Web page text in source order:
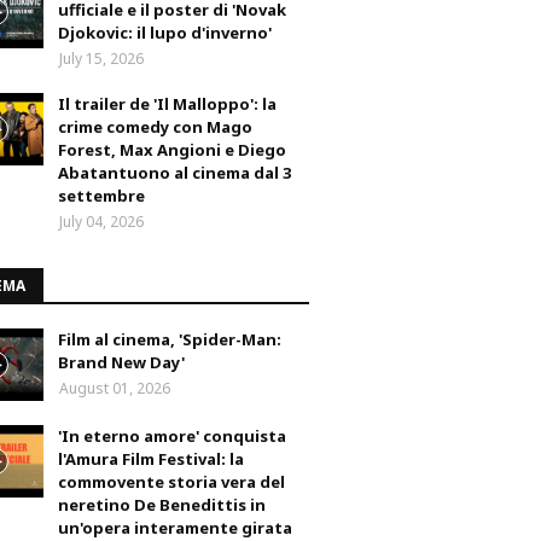
ufficiale e il poster di 'Novak
Djokovic: il lupo d'inverno'
July 15, 2026
Il trailer de 'Il Malloppo': la
crime comedy con Mago
Forest, Max Angioni e Diego
Abatantuono al cinema dal 3
settembre
July 04, 2026
Film al cinema, 'Spider-Man:
Brand New Day'
August 01, 2026
'In eterno amore' conquista
l'Amura Film Festival: la
commovente storia vera del
neretino De Benedittis in
un'opera interamente girata